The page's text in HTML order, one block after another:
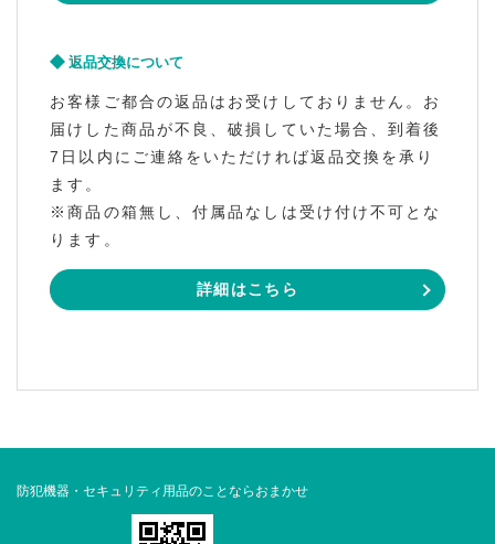
返品交換について
お客様ご都合の返品はお受けしておりません。お
届けした商品が不良、破損していた場合、到着後
7日以内にご連絡をいただければ返品交換を承り
ます。
※商品の箱無し、付属品なしは受け付け不可とな
ります。
詳細はこちら
防犯機器・セキュリティ用品のことならおまかせ